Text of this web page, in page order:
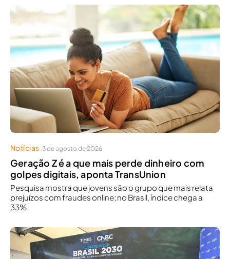
Notícias 3 de agosto de 2026
Geração Z é a que mais perde dinheiro com
golpes digitais, aponta TransUnion
Pesquisa mostra que jovens são o grupo que mais relata
prejuízos com fraudes online; no Brasil, índice chega a
33%